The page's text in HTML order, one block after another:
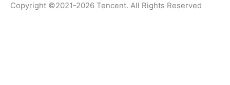
Copyright ©2021-2026 Tencent. All Rights Reserved